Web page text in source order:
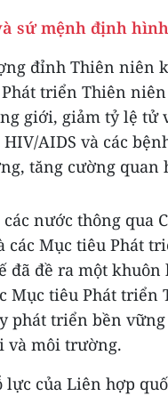
sứ mệnh định
đỉnh Thiên niên
triển Thiên
giới, giảm tỷ lệ tử
AIDS và các
tăng cường quan
nước thông qua
Mục tiêu Phát
đã đề ra một
Mục tiêu Phát
phát triển bền
và môi trường.
lực của Liên hợp